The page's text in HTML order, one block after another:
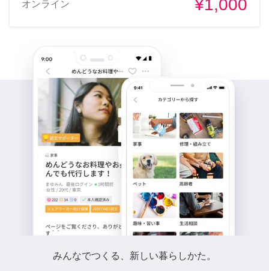
オンライン ¥1,000
みんなでつくる、新しい暮らしかた。